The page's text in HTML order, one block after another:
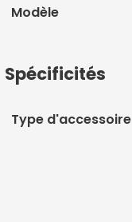
Modèle
Spécificités
Type d'accessoire